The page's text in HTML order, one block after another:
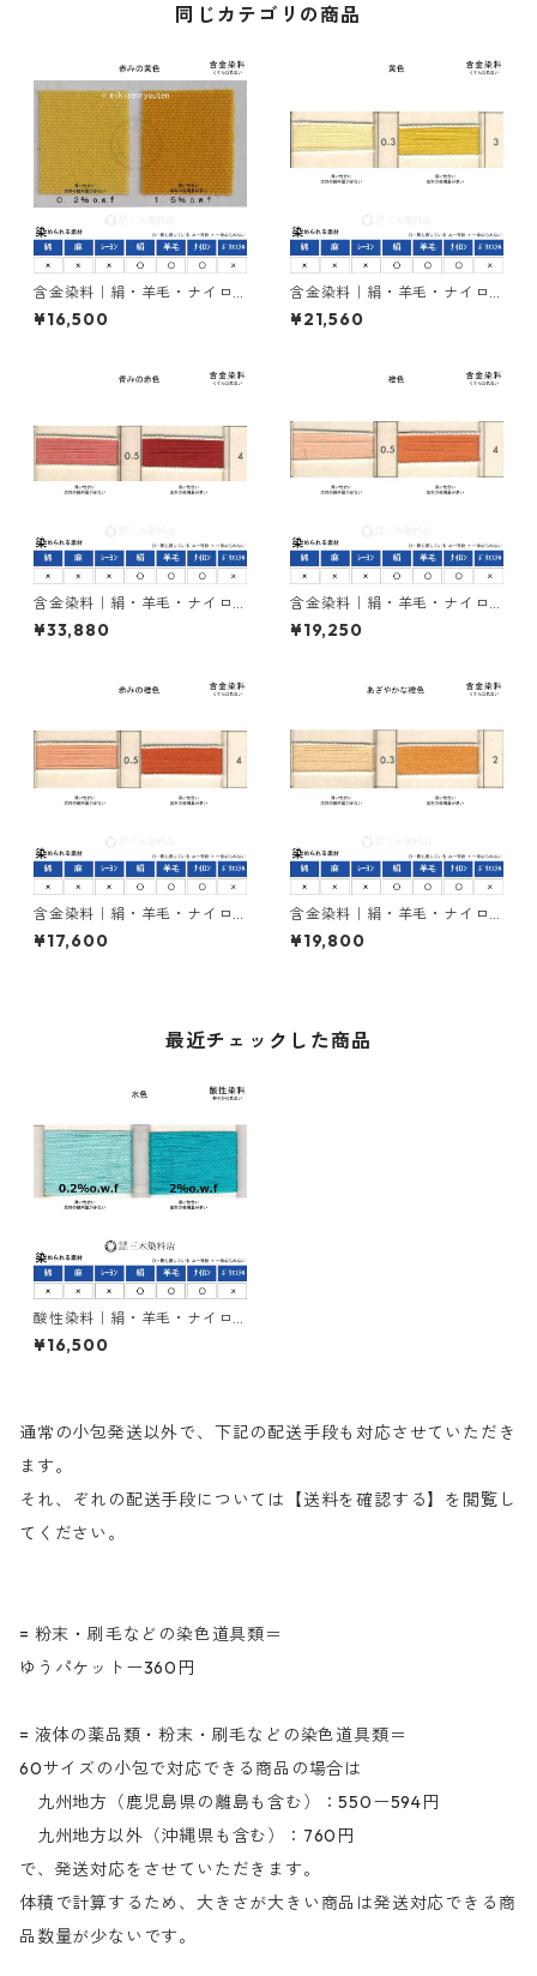
同じカテゴリの商品
含金染料｜絹・羊毛・ナイロ
ンを染める｜1kg｜アシッドメ
タルエロー2R（赤みの黄色）
¥16,500
含金染料｜絹・羊毛・ナイロ
ンを染める｜1kg｜ラニールエ
ローGX（黄色）
¥21,560
含金染料｜絹・羊毛・ナイロ
ンを染める｜1kg｜カヤカラン
レットGLW（赤色）
¥33,880
含金染料｜絹・羊毛・ナイロ
ンを染める｜1kg｜ラニールオ
レンヂＲ（橙色）
¥19,250
含金染料｜絹・羊毛・ナイロ
ンを染める｜1kg｜カヤカラン
オレンヂＲＬ（赤みの橙色）
¥17,600
含金染料｜絹・羊毛・ナイロ
ンを染める｜1kg｜アシッドメ
タルオレンヂＣＹ（橙色）
¥19,800
最近チェックした商品
酸性染料｜絹・羊毛・ナイロ
ンを染める｜1kg｜カヤノール
ミーリングターキスブルー３G
¥16,500
通常の小包発送以外で、下記の配送手段も対応させていただき
ます。
それ、ぞれの配送手段については【送料を確認する】を閲覧し
てください。
= 粉末・刷毛などの染色道具類＝
ゆうパケットー360円
= 液体の薬品類・粉末・刷毛などの染色道具類＝
60サイズの小包で対応できる商品の場合は
九州地方（鹿児島県の離島も含む）：550ー594円
九州地方以外（沖縄県も含む）：760円
で、発送対応をさせていただきます。
体積で計算するため、大きさが大きい商品は発送対応できる商
品数量が少ないです。